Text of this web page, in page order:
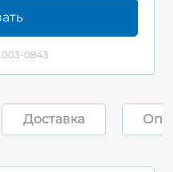
003-0843
Доставка